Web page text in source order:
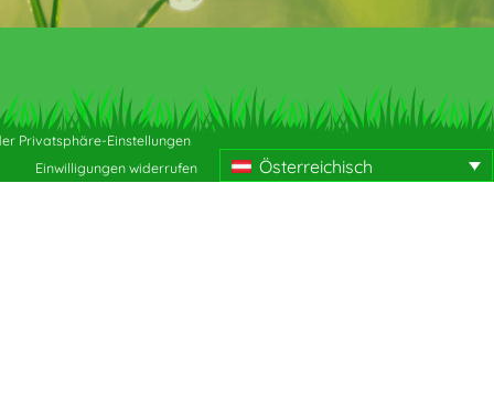
Privatsphäre-Einstellungen
Einwilligungen widerrufen
Österreichisch